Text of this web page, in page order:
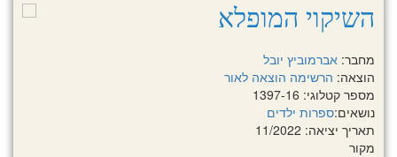
השיקוי המופלא
מחבר: אברמוביץ יובל
הוצאה: הרשימה הוצאה לאור
מספר קטלוגי: 1397-16
נושאים:ספרות ילדים
תאריך יציאה: 11/2022
מקור